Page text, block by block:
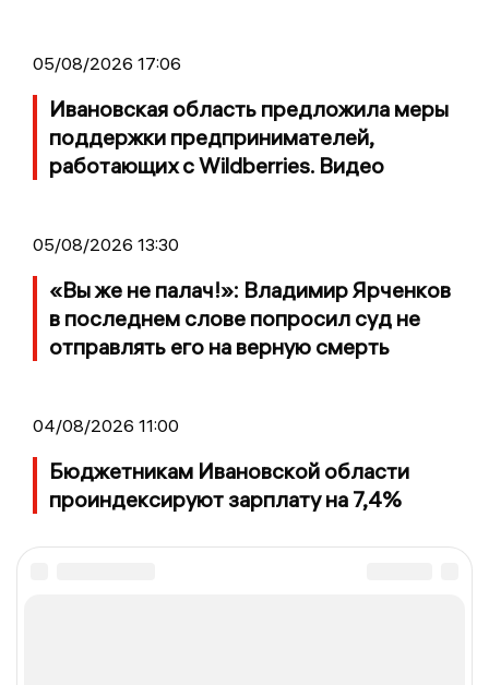
05/08/2026 17:06
Ивановская область предложила меры
поддержки предпринимателей,
работающих с Wildberries. Видео
05/08/2026 13:30
«Вы же не палач!»: Владимир Ярченков
в последнем слове попросил суд не
отправлять его на верную смерть
04/08/2026 11:00
Бюджетникам Ивановской области
проиндексируют зарплату на 7,4%